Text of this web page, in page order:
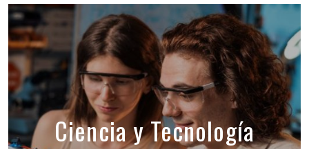
Ciencia y Tecnología